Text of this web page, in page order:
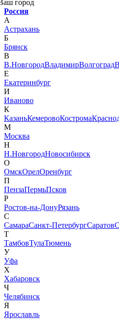
город
Россия
А
Астрахань
Б
Брянск
В
В.НовгородВладимирВолгоград
Е
Екатеринбург
И
Иваново
К
КазаньКемеровоКострома
М
Москва
Н
Н.НовгородНовосибирск
О
ОмскОрелОренбург
П
ПензаПермьПсков
Р
Ростов-на-ДонуРязань
С
СамараСанкт-ПетербургСаратов
Т
ТамбовТулаТюмень
У
Уфа
Х
Хабаровск
Ч
Челябинск
Я
Ярославль